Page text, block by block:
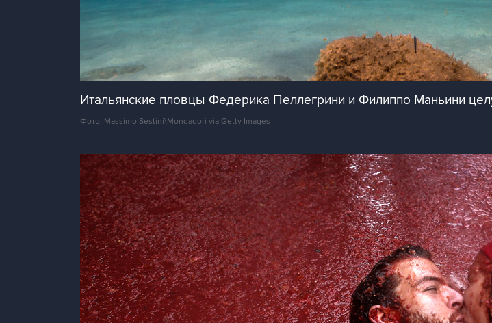
Итальянские пловцы Федерика Пеллегрини и Филиппо Маньини
Фото: Massimo Sestini\Mondadori via Getty Images